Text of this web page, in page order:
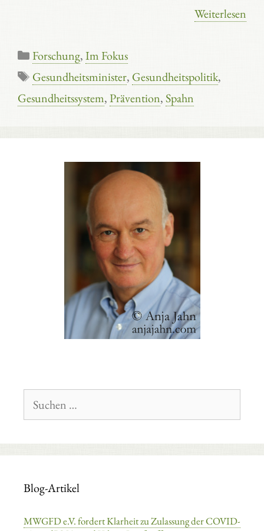
Weiterlesen
Kategorien
Forschung,Im Fokus
Schlagwörter
Gesundheitsminister, Gesundheitspolitik,
Gesundheitssystem,Prävention,Spahn
nach:
Blog-Artikel
MWGFD e.V. fordert Klarheit zu Zulassung der COVID-